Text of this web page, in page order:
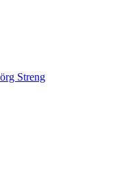
Streng